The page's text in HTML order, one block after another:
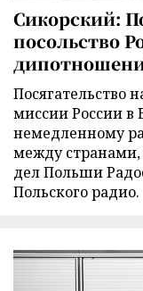
Сикорский:
посольство
Посягательство
миссии России в
немедленному
между
дел Польши
Польского радио.